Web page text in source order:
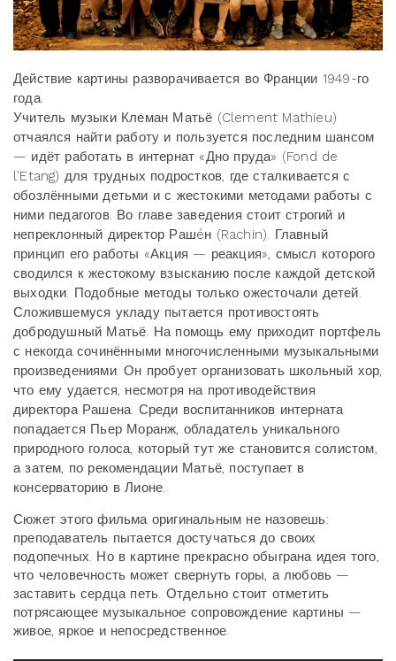
Действие картины разворачивается во Франции 1949-го
года.
Учитель музыки Клеман Матьё (Clement Mathieu)
отчаялся найти работу и пользуется последним шансом
— идёт работать в интернат «Дно пруда» (Fond de
l'Etang) для трудных подростков, где сталкивается с
обозлёнными детьми и с жестокими методами работы с
ними педагогов. Во главе заведения стоит строгий и
непреклонный директор Рашéн (Rachin). Главный
принцип его работы «Акция — реакция», смысл которого
сводился к жестокому взысканию после каждой детской
выходки. Подобные методы только ожесточали детей.
Сложившемуся укладу пытается противостоять
добродушный Матьё. На помощь ему приходит портфель
с некогда сочинёнными многочисленными музыкальными
произведениями. Он пробует организовать школьный хор,
что ему удается, несмотря на противодействия
директора Рашена. Среди воспитанников интерната
попадается Пьер Моранж, обладатель уникального
природного голоса, который тут же становится солистом,
а затем, по рекомендации Матьё, поступает в
консерваторию в Лионе.
Сюжет этого фильма оригинальным не назовешь:
преподаватель пытается достучаться до своих
подопечных. Но в картине прекрасно обыграна идея того,
что человечность может свернуть горы, а любовь —
заставить сердца петь. Отдельно стоит отметить
потрясающее музыкальное сопровождение картины —
живое, яркое и непосредственное.